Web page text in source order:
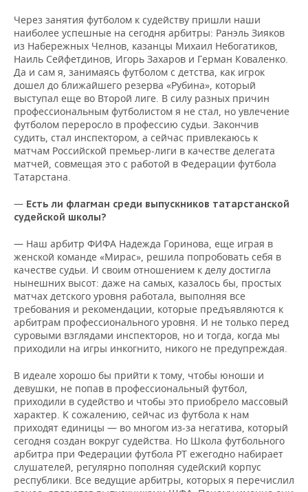
Через занятия футболом к судейству пришли наши
наиболее успешные на сегодня арбитры: Ранэль Зияков
из Набережных Челнов, казанцы Михаил Небогатиков,
Наиль Сейфетдинов, Игорь Захаров и Герман Коваленко.
Да и сам я, занимаясь футболом с детства, как игрок
дошел до ближайшего резерва «Рубина», который
выступал еще во Второй лиге. В силу разных причин
профессиональным футболистом я не стал, но увлечение
футболом переросло в профессию судьи. Закончив
судить, стал инспектором, а сейчас привлекаюсь к
матчам Российской премьер-лиги в качестве делегата
матчей, совмещая это с работой в Федерации футбола
Татарстана.
— Есть ли флагман среди выпускников татарстанской
судейской школы?
— Наш арбитр ФИФА Надежда Горинова, еще играя в
женской команде «Мирас», решила попробовать себя в
качестве судьи. И своим отношением к делу достигла
нынешних высот: даже на самых, казалось бы, простых
матчах детского уровня работала, выполняя все
требования и рекомендации, которые предъявляются к
арбитрам профессионального уровня. И не только перед
суровыми взглядами инспекторов, но и тогда, когда мы
приходили на игры инкогнито, никого не предупреждая.
В идеале хорошо бы прийти к тому, чтобы юноши и
девушки, не попав в профессиональный футбол,
приходили в судейство и чтобы это приобрело массовый
характер. К сожалению, сейчас из футбола к нам
приходят единицы — во многом из-за негатива, который
сегодня создан вокруг судейства. Но Школа футбольного
арбитра при Федерации футбола РТ ежегодно набирает
слушателей, регулярно пополняя судейский корпус
республики. Все ведущие арбитры, которых я перечислил